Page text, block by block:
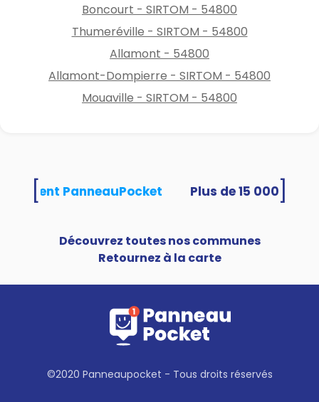
Boncourt - SIRTOM - 54800
Thumeréville - SIRTOM - 54800
Allamont - 54800
Allamont-Dompierre - SIRTOM - 54800
Mouaville - SIRTOM - 54800
PanneauPocket
Découvrez toutes nos communes
Retournez à la carte
©2020 Panneaupocket - Tous droits réservés